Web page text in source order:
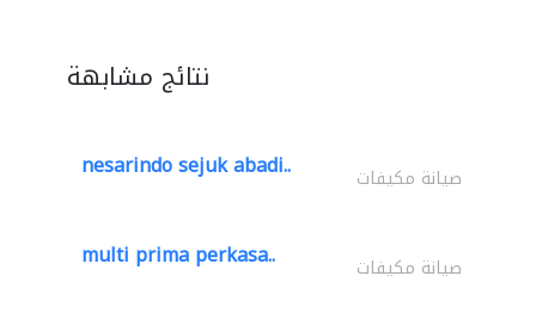
نتائج مشابهة
nesarindo sejuk abadi.. صيانة مكيفات
multi prima perkasa.. صيانة مكيفات